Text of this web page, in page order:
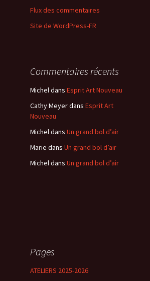
Flux des commentaires
Site de WordPress-FR
Commentaires récents
Micheldans Esprit Art Nouveau
Cathy Meyerdans Esprit Art
Nouveau
Micheldans Un grand bol d’air
Marie dans Un grand bol d’air
Micheldans Un grand bol d’air
Pages
ATELIERS 2025-2026